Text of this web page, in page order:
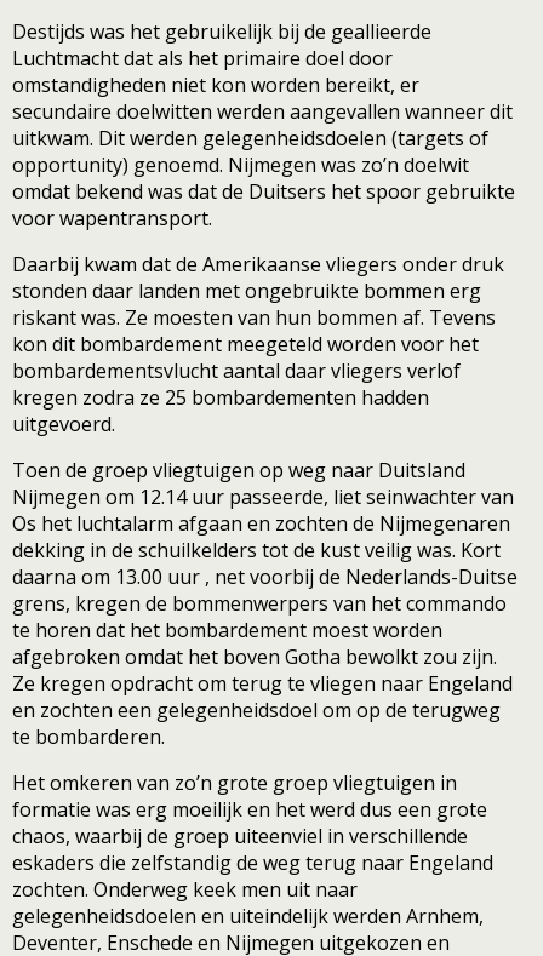
Destijds was het gebruikelijk bij de geallieerde
Luchtmacht dat als het primaire doel door
omstandigheden niet kon worden bereikt, er
secundaire doelwitten werden aangevallen wanneer dit
uitkwam. Dit werden gelegenheidsdoelen (targets of
opportunity) genoemd. Nijmegen was zo’n doelwit
omdat bekend was dat de Duitsers het spoor gebruikte
voor wapentransport.
Daarbij kwam dat de Amerikaanse vliegers onder druk
stonden daar landen met ongebruikte bommen erg
riskant was. Ze moesten van hun bommen af. Tevens
kon dit bombardement meegeteld worden voor het
bombardementsvlucht aantal daar vliegers verlof
kregen zodra ze 25 bombardementen hadden
uitgevoerd.
Toen de groep vliegtuigen op weg naar Duitsland
Nijmegen om 12.14 uur passeerde, liet seinwachter van
Os het luchtalarm afgaan en zochten de Nijmegenaren
dekking in de schuilkelders tot de kust veilig was. Kort
daarna om 13.00 uur , net voorbij de Nederlands-Duitse
grens, kregen de bommenwerpers van het commando
te horen dat het bombardement moest worden
afgebroken omdat het boven Gotha bewolkt zou zijn.
Ze kregen opdracht om terug te vliegen naar Engeland
en zochten een gelegenheidsdoel om op de terugweg
te bombarderen.
Het omkeren van zo’n grote groep vliegtuigen in
formatie was erg moeilijk en het werd dus een grote
chaos, waarbij de groep uiteenviel in verschillende
eskaders die zelfstandig de weg terug naar Engeland
zochten. Onderweg keek men uit naar
gelegenheidsdoelen en uiteindelijk werden Arnhem,
Deventer, Enschede en Nijmegen uitgekozen en